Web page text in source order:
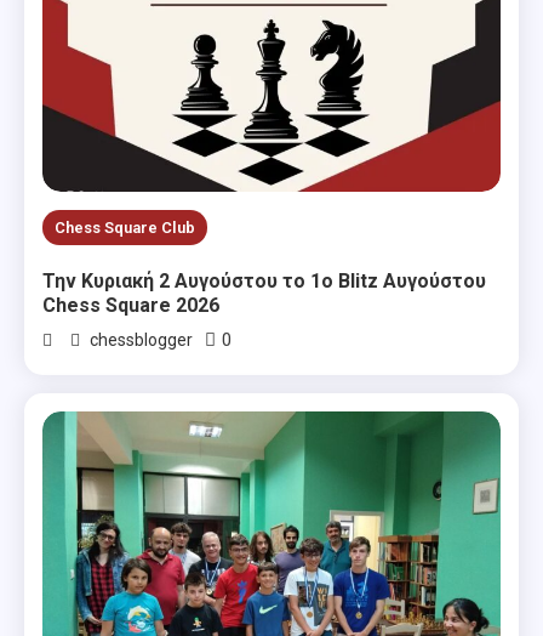
Chess Square Club
Την Κυριακή 2 Αυγούστου το 1ο Blitz Αυγούστου
Chess Square 2026
chessblogger 0